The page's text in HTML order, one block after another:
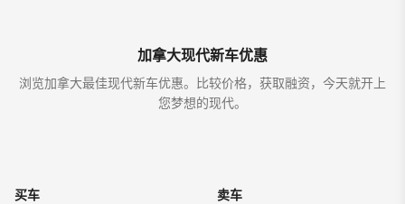
加拿大现代新车优惠
浏览加拿大最佳现代新车优惠。比较价格，获取融资，今天就开上
您梦想的现代。
买车
卖车